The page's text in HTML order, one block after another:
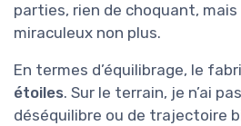
parties, rien de choquant, mais
miraculeux non plus.
En termes d’équilibrage, le
étoiles. Sur le terrain, je n’ai
déséquilibre ou de trajectoire